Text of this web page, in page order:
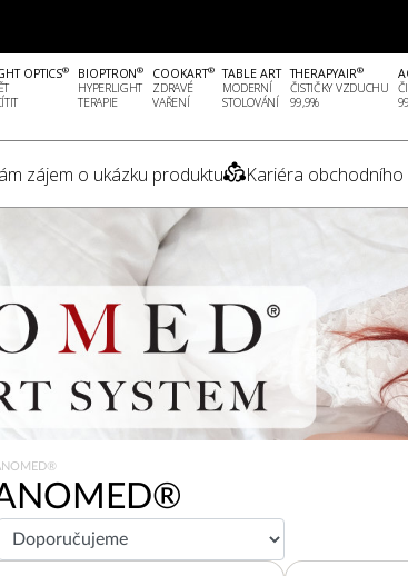
OPTICS® BIOPTRON®
HYPERLIGHT
TERAPIE
COOKART®
ZDRAVÉ
VAŘENÍ
TABLE ART
MODERNÍ
STOLOVÁNÍ
THERAPYAIR®
ČISTIČKY VZDUCHU
99,9%
zájem o ukázku produktu Kariéra